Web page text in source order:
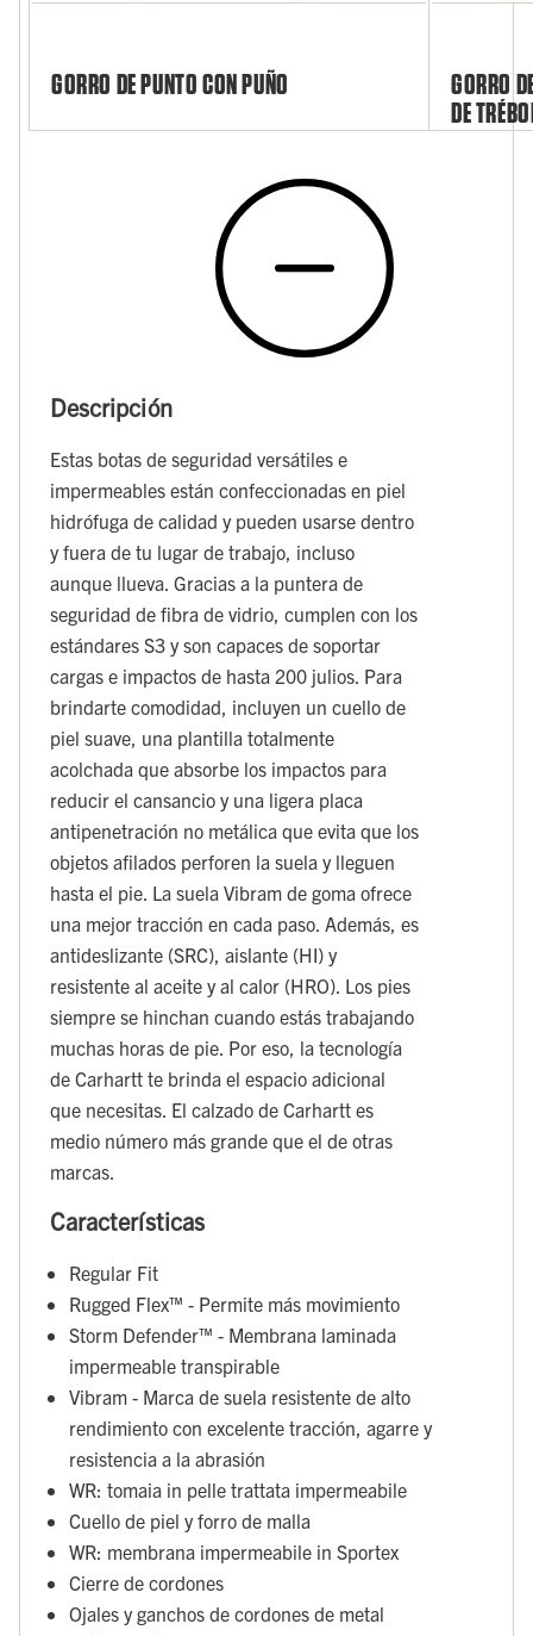
GORRO DE PUNTO CON PUÑO
GORRO
DE
Descripción
Estas botas de seguridad versátiles e
impermeables están confeccionadas en piel
hidrófuga de calidad y pueden usarse dentro
y fuera de tu lugar de trabajo, incluso
aunque llueva. Gracias a la puntera de
seguridad de fibra de vidrio, cumplen con los
estándares S3 y son capaces de soportar
cargas e impactos de hasta 200 julios. Para
brindarte comodidad, incluyen un cuello de
piel suave, una plantilla totalmente
acolchada que absorbe los impactos para
reducir el cansancio y una ligera placa
antipenetración no metálica que evita que los
objetos afilados perforen la suela y lleguen
hasta el pie. La suela Vibram de goma ofrece
una mejor tracción en cada paso. Además, es
antideslizante (SRC), aislante (HI) y
resistente al aceite y al calor (HRO). Los pies
siempre se hinchan cuando estás trabajando
muchas horas de pie. Por eso, la tecnología
de Carhartt te brinda el espacio adicional
que necesitas. El calzado de Carhartt es
medio número más grande que el de otras
marcas.
Características
Regular Fit
Rugged Flex™ - Permite más movimiento
Storm Defender™ - Membrana laminada
impermeable transpirable
Vibram - Marca de suela resistente de alto
rendimiento con excelente tracción, agarre y
resistencia a la abrasión
WR: tomaia in pelle trattata impermeabile
Cuello de piel y forro de malla
WR: membrana impermeabile in Sportex
Cierre de cordones
Ojales y ganchos de cordones de metal